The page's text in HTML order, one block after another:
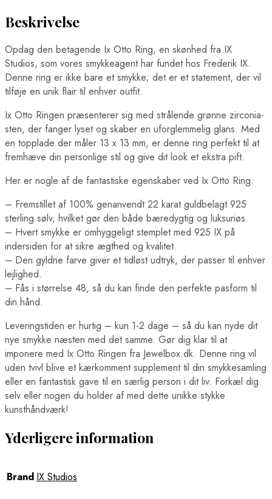
Beskrivelse
Opdag den betagende Ix Otto Ring, en skønhed fra IX
Studios, som vores smykkeagent har fundet hos Frederik IX.
Denne ring er ikke bare et smykke; det er et statement, der vil
tilføje en unik flair til enhver outfit.
Ix Otto Ringen præsenterer sig med strålende grønne zirconia-
sten, der fanger lyset og skaber en uforglemmelig glans. Med
en topplade der måler 13 x 13 mm, er denne ring perfekt til at
fremhæve din personlige stil og give dit look et ekstra pift.
Her er nogle af de fantastiske egenskaber ved Ix Otto Ring:
– Fremstillet af 100% genanvendt 22 karat guldbelagt 925
sterling sølv, hvilket gør den både bæredygtig og luksuriøs.
– Hvert smykke er omhyggeligt stemplet med 925 IX på
indersiden for at sikre ægthed og kvalitet.
– Den gyldne farve giver et tidløst udtryk, der passer til enhver
lejlighed.
– Fås i størrelse 48, så du kan finde den perfekte pasform til
din hånd.
Leveringstiden er hurtig – kun 1-2 dage – så du kan nyde dit
nye smykke næsten med det samme. Gør dig klar til at
imponere med Ix Otto Ringen fra Jewelbox.dk. Denne ring vil
uden tvivl blive et kærkomment supplement til din smykkesamling
eller en fantastisk gave til en særlig person i dit liv. Forkæl dig
selv eller nogen du holder af med dette unikke stykke
kunsthåndværk!
Yderligere information
Brand IX Studios